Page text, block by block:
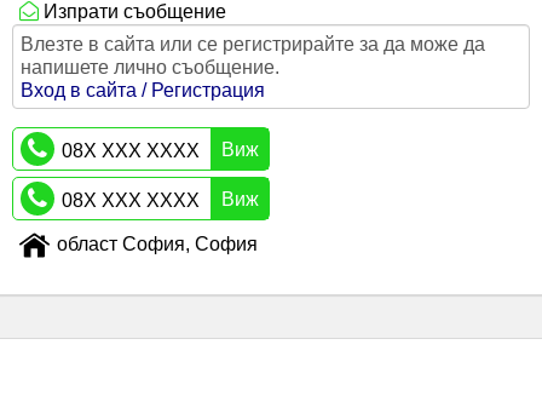
Изпрати съобщение
Влезте в сайта или се регистрирайте за да може да
напишете лично съобщение.
Вход в сайта / Регистрация
08X XXX XXXX Виж
08X XXX XXXX Виж
област София, София